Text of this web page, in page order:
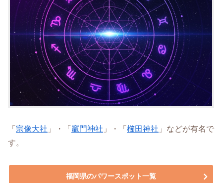
「 宗像大社 」・「 竈門神社 」・「 櫛田神社 」などが有名で
す。
福岡県のパワースポット一覧